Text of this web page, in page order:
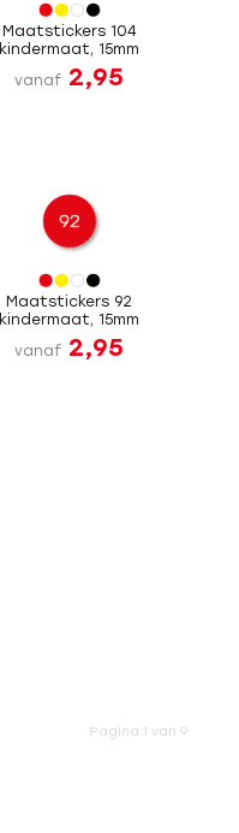
Maatstickers 104
kindermaat, 15mm
vanaf 2,95
Maatstickers 92
kindermaat, 15mm
vanaf 2,95
Pagina 1 van 9